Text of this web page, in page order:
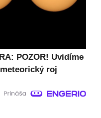
POZOR! Uvidíme
roj